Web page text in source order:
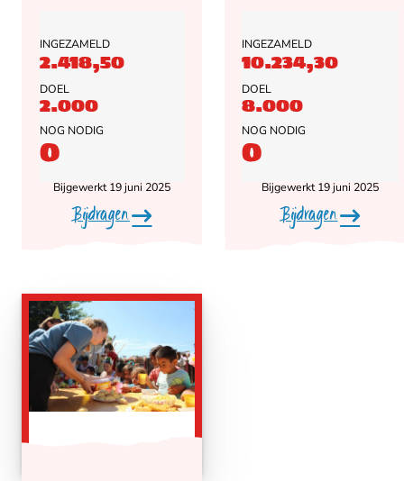
INGEZAMELD
2.418,50
DOEL
2.000
NOG NODIG
0
Bijgewerkt 19 juni 2025
Bijdragen
INGEZAMELD
10.234,30
DOEL
8.000
NOG NODIG
0
Bijgewerkt 19 juni 2025
Bijdragen